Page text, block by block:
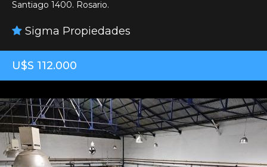
Santiago 1400. Rosario.
Sigma Propiedades
U$S 112.000